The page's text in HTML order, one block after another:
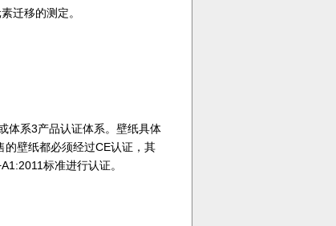
迁移的测定。
体系3产品认证体系。壁纸具体
壁纸都必须经过CE认证，其
标准进行认证。